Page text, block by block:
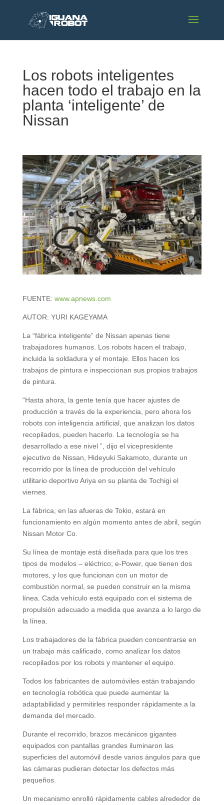
Los robots inteligentes
hacen todo el trabajo en la
planta ‘inteligente’ de
Nissan
FUENTE: www.apnews.com
AUTOR: YURI KAGEYAMA
La “fábrica inteligente” de Nissan apenas tiene
trabajadores humanos. Los robots hacen el trabajo,
incluida la soldadura y el montaje. Ellos hacen los
trabajos de pintura e inspeccionan sus propios trabajos
de pintura.
“Hasta ahora, la gente tenía que hacer ajustes de
producción a través de la experiencia, pero ahora los
robots con inteligencia artificial, que analizan los datos
recopilados, pueden hacerlo. La tecnología se ha
desarrollado a ese nivel ”, dijo el vicepresidente
ejecutivo de Nissan, Hideyuki Sakamoto, durante un
recorrido por la línea de producción del vehículo
utilitario deportivo Ariya en su planta de Tochigi el
viernes.
La fábrica, en las afueras de Tokio, estará en
funcionamiento en algún momento antes de abril, según
Nissan Motor Co.
Su línea de montaje está diseñada para que los tres
tipos de modelos – eléctrico; e-Power, que tienen dos
motores, y los que funcionan con un motor de
combustión normal, se pueden construir en la misma
línea. Cada vehículo está equipado con el sistema de
propulsión adecuado a medida que avanza a lo largo de
la línea.
Los trabajadores de la fábrica pueden concentrarse en
un trabajo más calificado, como analizar los datos
recopilados por los robots y mantener el equipo.
Todos los fabricantes de automóviles están trabajando
en tecnología robótica que puede aumentar la
adaptabilidad y permitirles responder rápidamente a la
demanda del mercado.
Durante el recorrido, brazos mecánicos gigantes
equipados con pantallas grandes iluminaron las
superficies del automóvil desde varios ángulos para que
las cámaras pudieran detectar los defectos más
pequeños.
Un mecanismo enrolló rápidamente cables alrededor de